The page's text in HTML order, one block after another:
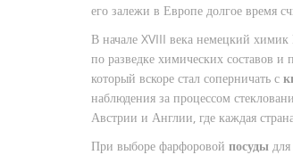
его залежи в Европе долгое время
В начале XVIII века немецкий
по разведке химических составов
который вскоре стал соперничать с
наблюдения за процессом
Австрии и Англии, где каждая
При выборе фарфоровой посуды